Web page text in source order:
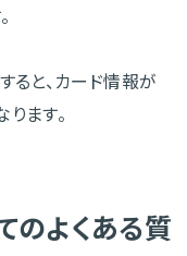
ると、カード情報が
ます。
よくある質